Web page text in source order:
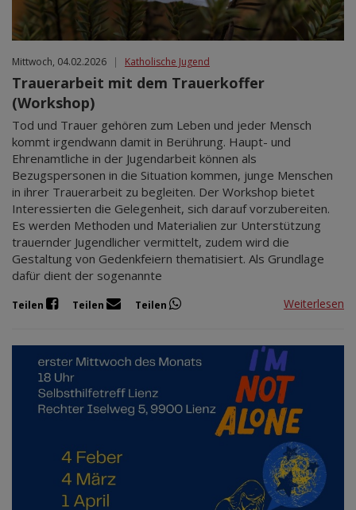
Mittwoch, 04.02.2026 | Katholische Jugend
Trauerarbeit mit dem Trauerkoffer
(Workshop)
Tod und Trauer gehören zum Leben und jeder Mensch
kommt irgendwann damit in Berührung. Haupt- und
Ehrenamtliche in der Jugendarbeit können als
Bezugspersonen in die Situation kommen, junge Menschen
in ihrer Trauerarbeit zu begleiten. Der Workshop bietet
Interessierten die Gelegenheit, sich darauf vorzubereiten.
Es werden Methoden und Materialien zur Unterstützung
trauernder Jugendlicher vermittelt, zudem wird die
Gestaltung von Gedenkfeiern thematisiert. Als Grundlage
dafür dient der sogenannte
Teilen Teilen Teilen Weiterlesen